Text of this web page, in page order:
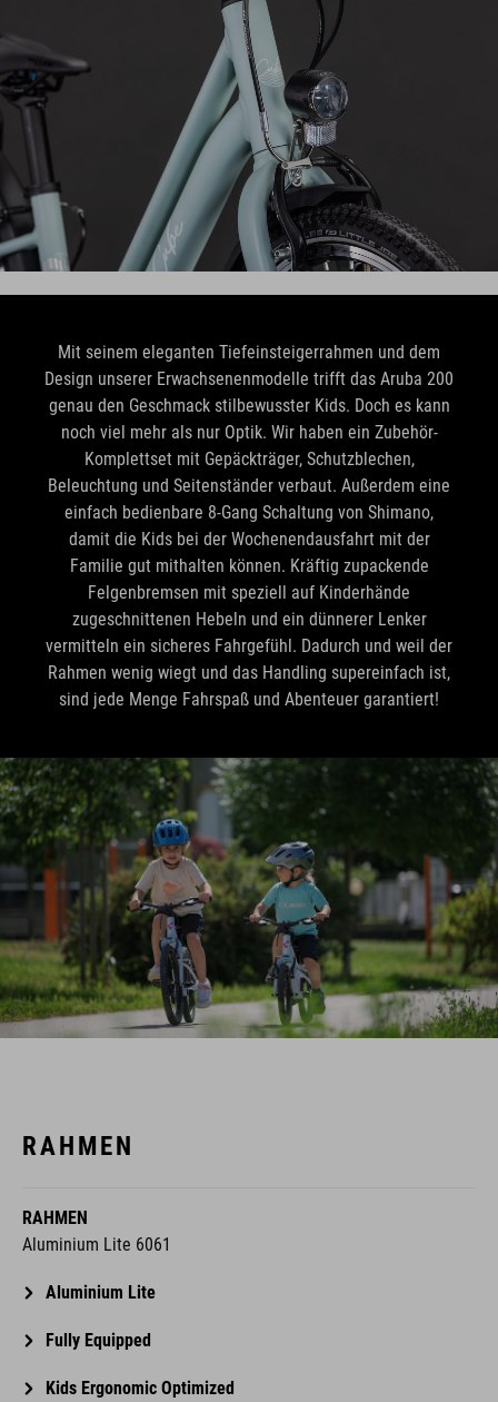
Mit seinem eleganten Tiefeinsteigerrahmen und dem
Design unserer Erwachsenenmodelle trifft das Aruba 200
genau den Geschmack stilbewusster Kids. Doch es kann
noch viel mehr als nur Optik. Wir haben ein Zubehör-
Komplettset mit Gepäckträger, Schutzblechen,
Beleuchtung und Seitenständer verbaut. Außerdem eine
einfach bedienbare 8-Gang Schaltung von Shimano,
damit die Kids bei der Wochenendausfahrt mit der
Familie gut mithalten können. Kräftig zupackende
Felgenbremsen mit speziell auf Kinderhände
zugeschnittenen Hebeln und ein dünnerer Lenker
vermitteln ein sicheres Fahrgefühl. Dadurch und weil der
Rahmen wenig wiegt und das Handling supereinfach ist,
sind jede Menge Fahrspaß und Abenteuer garantiert!
RAHMEN
RAHMEN
Aluminium Lite 6061
Aluminium Lite
Fully Equipped
Kids Ergonomic Optimized